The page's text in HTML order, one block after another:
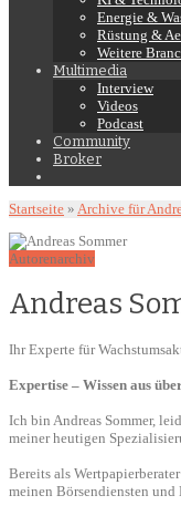
Energie &
Rüstung &
Weitere
Multimedia
Interview
Videos
Podcast
Community
Broker
Startseite » Archive für
Autorenarchiv
Andreas
Ihr Experte für
Expertise – Wissen aus
Ich bin Andreas Sommer,
meiner heutigen
Bereits als
meinen Börsendiensten und